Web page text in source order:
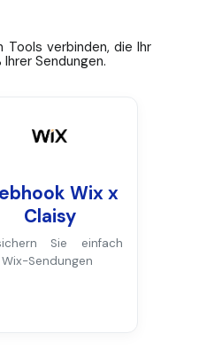
verbinden, die Ihr
Sendungen.
Wix x
Claisy
Sie einfach
Sendungen